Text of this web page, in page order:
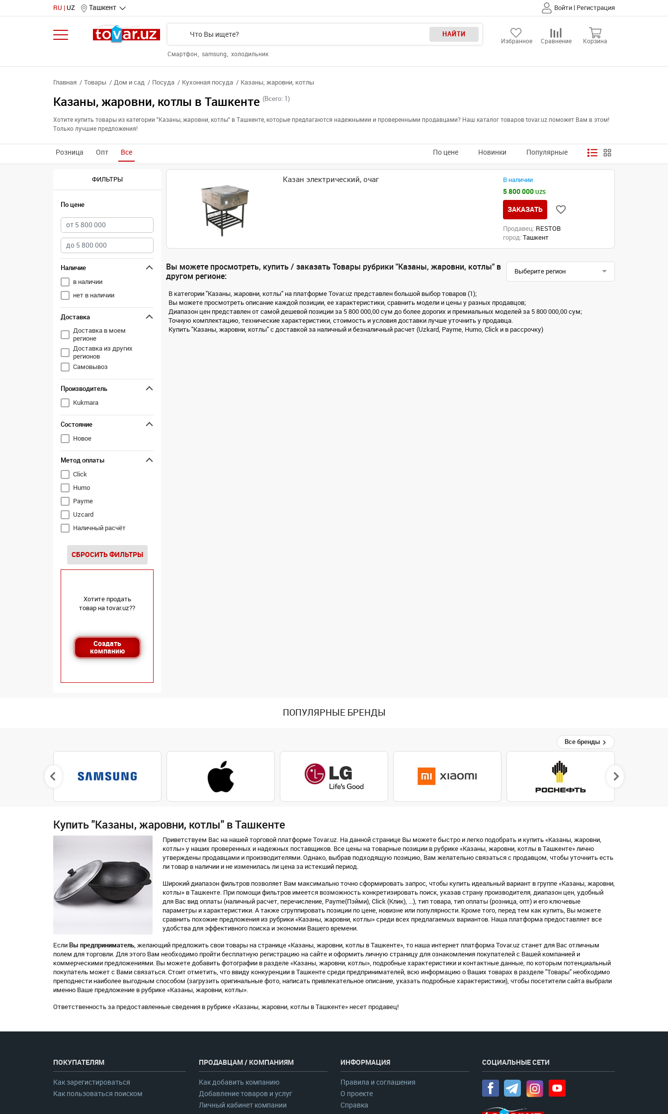
RU UZ Ташкент Войти | Регистрация
НАЙТИ
Смартфон samsung холодильник
Избранное Сравнение Корзина
Главная Товары Дом и сад Посуда Кухонная посуда Казаны, жаровни, котлы
Казаны, жаровни, котлы в Ташкенте (Всего: 1)
Хотите купить товары из категории "Казаны, жаровни, котлы" в Ташкенте, которые предлагаются надежнымии и проверенными продавцами? Наш каталог товаров tovar.uz поможет Вам в этом!
Только лучшие предложения!
Розница Опт Все По цене Новинки Популярные
ФИЛЬТРЫ
По цене
Наличие
в наличии
нет в наличии
Доставка
Доставка в моем
регионе
Доставка из других
регионов
Самовывоз
Производитель
Kukmara
Состояние
Новое
Метод оплаты
Click
Humo
Payme
Uzcard
Наличный расчёт
СБРОСИТЬ ФИЛЬТРЫ
Хотите продать
товар на tovar.uz??
Создать
компанию
Казан электрический, очаг В наличии
5 800 000UZS
ЗАКАЗАТЬ
Продавец: RESTOB
город: Ташкент
Вы можете просмотреть, купить / заказать Товары рубрики "Казаны, жаровни, котлы" в
другом регионе:
Выберите регион
В категории "Казаны, жаровни, котлы" на платформе Tovar.uz представлен большой выбор товаров (1);
Вы можете просмотреть описание каждой позиции, ее характеристики, сравнить модели и цены у разных продавцов;
Диапазон цен представлен от самой дешевой позиции за 5 800 000,00 сум до более дорогих и премиальных моделей за 5 800 000,00 сум;
Точную комплектацию, технические характеристики, стоимость и условия доставки лучше уточнить у продавца.
Купить "Казаны, жаровни, котлы" с доставкой за наличный и безналичный расчет (Uzkard, Payme, Humo, Click и в рассрочку)
ПОПУЛЯРНЫЕ БРЕНДЫ
Все бренды
Купить "Казаны, жаровни, котлы" в Ташкенте
Приветствуем Вас на нашей торговой платформе Tovar.uz. На данной странице Вы можете быстро и легко подобрать и купить «Казаны, жаровни,
котлы» у наших проверенных и надежных поставщиков. Все цены на товарные позиции в рубрике «Казаны, жаровни, котлы в Ташкенте» лично
утверждены продавцами и производителями. Однако, выбрав подходящую позицию, Вам желательно связаться с продавцом, чтобы уточнить есть
ли товар в наличии и не изменилась ли цена за истекший период.
Широкий диапазон фильтров позволяет Вам максимально точно сформировать запрос, чтобы купить идеальный вариант в группе «Казаны, жаровни,
котлы» в Ташкенте. При помощи фильтров имеется возможность конкретизировать поиск, указав страну производителя, диапазон цен, удобный
для Вас вид оплаты (наличный расчет, перечисление, Payme(Пэйми), Click (Клик), ...), тип товара, тип оплаты (розница, опт) и его ключевые
параметры и характеристики. А также сгруппировать позиции по цене, новизне или популярности. Кроме того, перед тем как купить, Вы можете
сравнить похожие предложения из рубрики «Казаны, жаровни, котлы» среди всех предлагаемых вариантов. Наша платформа предоставляет все
удобства для эффективного поиска и экономии Вашего времени.
Если Вы предприниматель, желающий предложить свои товары на странице «Казаны, жаровни, котлы в Ташкенте», то наша интернет платформа Tovar.uz станет для Вас отличным
полем для торговли. Для этого Вам необходимо пройти бесплатную регистрацию на сайте и оформить личную страницу для ознакомления покупателей с Вашей компанией и
коммерческими предложениями. Вы можете добавить фотографии в разделе «Казаны, жаровни, котлы», подробные характеристики и контактные данные, по которым потенциальный
покупатель может с Вами связаться. Стоит отметить, что ввиду конкуренции в Ташкенте среди предпринимателей, всю информацию о Ваших товарах в разделе "Товары" необходимо
преподнести наиболее выгодным способом (загрузить оригинальные фото, написать привлекательное описание, указать подробные характеристики), чтобы посетители сайта выбрали
именно Ваше предложение в рубрике «Казаны, жаровни, котлы».
Ответственность за предоставленные сведения в рубрике «Казаны, жаровни, котлы в Ташкенте» несет продавец!
ПОКУПАТЕЛЯМ
Как зарегистироваться
Как пользоваться поиском
ПРОДАВЦАМ / КОМПАНИЯМ
Как добавить компанию
Добавление товаров и услуг
Личный кабинет компании
ИНФОРМАЦИЯ
Правила и соглашения
О проекте
Справка
СОЦИАЛЬНЫЕ СЕТИ